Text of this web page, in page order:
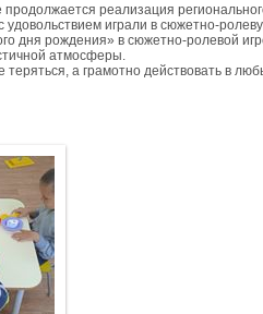
реализация
удовольствием играли в сюжетно-
дня рождения» в сюжетно-ролевой
атмосферы.
теряться, а грамотно действовать в